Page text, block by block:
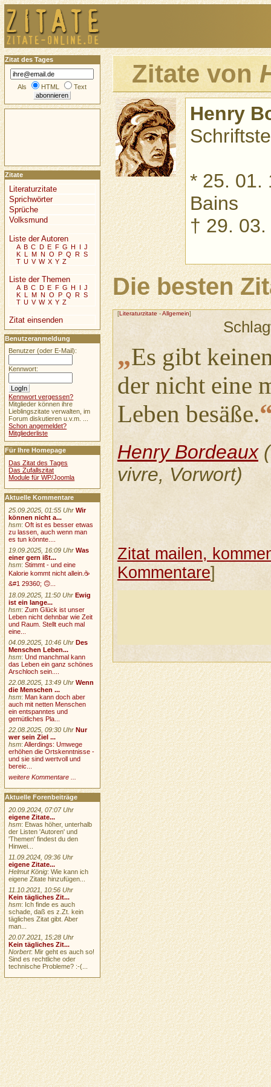
Zitate von
Henry
* 25. 01.
Bains
† 29.
Die besten
[Literaturzitate -Allgemein]
„Es gibt
der nicht eine
Leben besäße.
Henry Bordeaux
vivre, Vorwort)
Zitat mailen,
Kommentare]
Zitat des Tages
Als HTML Text
Zitate
Literaturzitate
Sprichwörter
Sprüche
Volksmund
Liste der Autoren
A B C D E F G H I J
K L M N O P Q R S
T U V W X Y Z
Liste der Themen
A B C D E F G H I J
K L M N O P Q R S
T U V W X Y Z
Zitat einsenden
Benutzeranmeldung
Benutzer (oder E-Mail):
Kennwort:
Kennwort vergessen?
Mitglieder können ihre
Lieblingszitate verwalten, im
Forum diskutieren u.v.m. ...
Schon angemeldet?
Mitgliederliste
Für Ihre Homepage
Das Zitat des Tages
Das Zufallszitat
Module für WP/Joomla
Aktuelle Kommentare
25.09.2025, 01:55 Uhr Wir
können nicht a...
hsm:Oft ist es besser etwas
zu lassen, auch wenn man
es tun könnte....
19.09.2025, 16:09 Uhr Was
einer gern ißt...
hsm:Stimmt - und eine
Kalorie kommt nicht allein.☕
&#1 29360; 🙃...
18.09.2025, 11:50 Uhr Ewig
ist ein lange...
hsm:Zum Glück ist unser
Leben nicht dehnbar wie Zeit
und Raum. Stellt euch mal
eine...
04.09.2025, 10:46 Uhr Des
Menschen Leben...
hsm:Und manchmal kann
das Leben ein ganz schönes
Arschloch sein....
22.08.2025, 13:49 Uhr Wenn
die Menschen ...
hsm:Man kann doch aber
auch mit netten Menschen
ein entspanntes und
gemütliches Pla...
22.08.2025, 09:30 Uhr Nur
wer sein Ziel ...
hsm:Allerdings: Umwege
erhöhen die Ortskenntnisse -
und sie sind wertvoll und
bereic...
weitere Kommentare ...
Aktuelle Forenbeiträge
20.09.2024, 07:07 Uhr
eigene Zitate...
hsm: Etwas höher, unterhalb
der Listen 'Autoren' und
'Themen' findest du den
Hinwei...
11.09.2024, 09:36 Uhr
eigene Zitate...
Helmut König: Wie kann ich
eigene Zitate hinzufügen...
11.10.2021, 10:56 Uhr
Kein tägliches Zit...
hsm: Ich finde es auch
schade, daß es z.Zt. kein
tägliches Zitat gibt. Aber
man...
20.07.2021, 15:28 Uhr
Kein tägliches Zit...
Norbert: Mir geht es auch so!
Sind es rechtliche oder
technische Probleme? :-(...